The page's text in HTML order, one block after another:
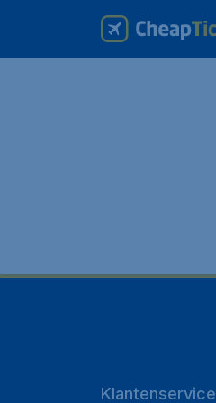
Klantenservice